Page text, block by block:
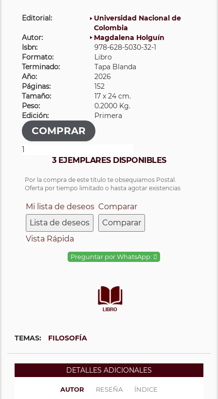
Editorial:
Universidad Nacional de
Colombia
Autor:
Magdalena Holguín
Isbn:
978-628-5030-32-1
Formato:
Libro
Terminado:
Tapa Blanda
Año:
2026
Páginas:
152
Tamaño:
17 x 24 cm.
Peso:
0.2000 Kg.
Edición:
Primera
3 EJEMPLARES DISPONIBLES
Por la compra de este título te obsequiamos Postal.
Oferta por tiempo limitado o hasta agotar existencias
Mi lista de deseos
Lista de deseos
Comparar
Comparar
Vista Rápida
Preguntar por WhatsApp:
TEMAS: FILOSOFÍA
DETALLES ADICIONALES
AUTOR RESEÑA ÍNDICE